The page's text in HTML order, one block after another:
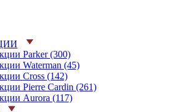
Parker (300)
Waterman (45)
Cross (142)
Pierre Cardin (261)
Aurora (117)